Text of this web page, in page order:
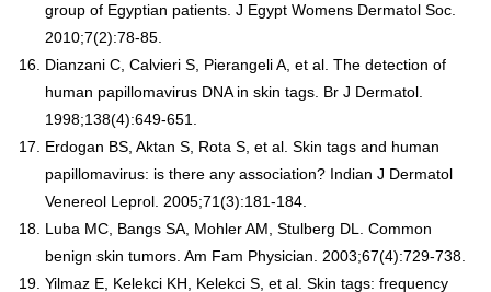
group of Egyptian patients. J Egypt Womens Dermatol Soc.
2010;7(2):78-85.
Dianzani C, Calvieri S, Pierangeli A, et al. The detection of
human papillomavirus DNA in skin tags. Br J Dermatol.
1998;138(4):649-651.
Erdogan BS, Aktan S, Rota S, et al. Skin tags and human
papillomavirus: is there any association? Indian J Dermatol
Venereol Leprol. 2005;71(3):181-184.
Luba MC, Bangs SA, Mohler AM, Stulberg DL. Common
benign skin tumors. Am Fam Physician. 2003;67(4):729-738.
Yilmaz E, Kelekci KH, Kelekci S, et al. Skin tags: frequency